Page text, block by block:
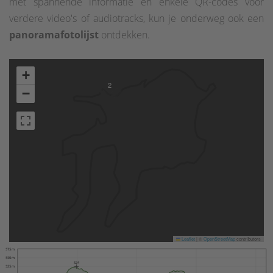
verdere video's of audiotracks, kun je onderweg ook een
panoramafotolijst ontdekken.
2
+
−
Leaflet OpenStreetMapcontributors
525 m
550 m
575 m
524